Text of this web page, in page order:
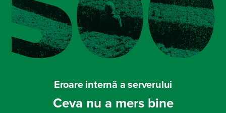
Eroare internă a serverului
Ceva nu a mers bine